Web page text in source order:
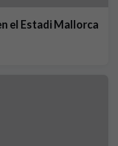
el Estadi Mallorca